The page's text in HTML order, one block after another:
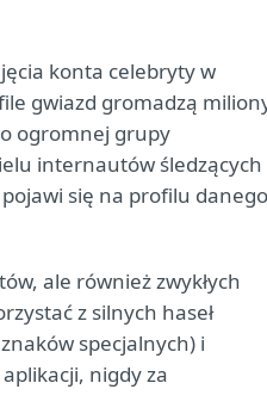
konta celebryty w
gwiazd gromadzą
ogromnej grupy
internautów śledzących
się na profilu danego
ale również zwykłych
z silnych haseł
specjalnych) i
nigdy za